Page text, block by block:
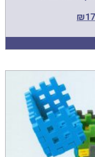
₪